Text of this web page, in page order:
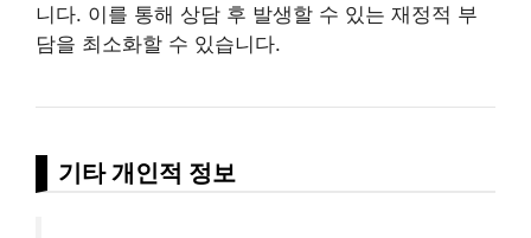
니다. 이를 통해 상담 후 발생할 수 있는 재정적 부
담을 최소화할 수 있습니다.
기타 개인적 정보